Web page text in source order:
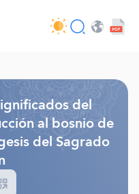
- API
del
al bosnio de
del Sagrado